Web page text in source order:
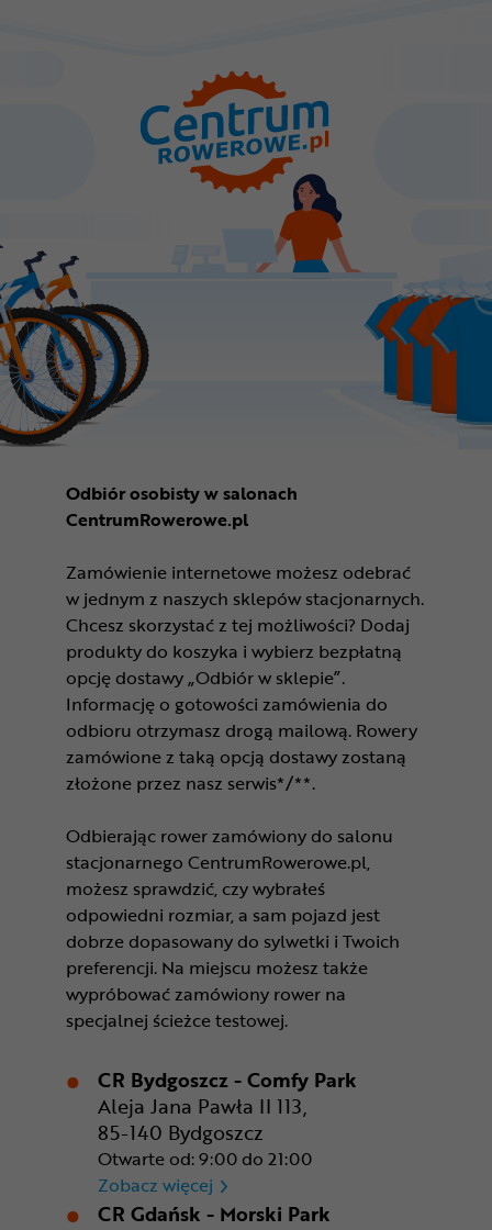
Odbiór osobisty w salonach
CentrumRowerowe.pl
Zamówienie internetowe możesz odebrać
w jednym z naszych sklepów stacjonarnych.
Chcesz skorzystać z tej możliwości? Dodaj
produkty do koszyka i wybierz bezpłatną
opcję dostawy „Odbiór w sklepie”.
Informację o gotowości zamówienia do
odbioru otrzymasz drogą mailową. Rowery
zamówione z taką opcją dostawy zostaną
złożone przez nasz serwis*/**.
Odbierając rower zamówiony do salonu
stacjonarnego CentrumRowerowe.pl,
możesz sprawdzić, czy wybrałeś
odpowiedni rozmiar, a sam pojazd jest
dobrze dopasowany do sylwetki i Twoich
preferencji. Na miejscu możesz także
wypróbować zamówiony rower na
specjalnej ścieżce testowej.
CR Bydgoszcz - Comfy Park
Aleja Jana Pawła II 113,
85-140 Bydgoszcz
Otwarte od: 9:00 do 21:00
Zobacz więcej CR Bydgoszcz - Comfy Park
CR Gdańsk - Morski Park